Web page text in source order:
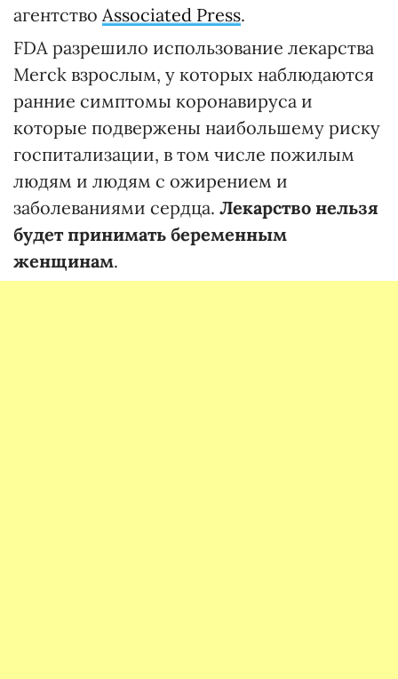
агентство Associated Press.
FDA разрешило использование лекарства
Merсk взрослым, у которых наблюдаются
ранние симптомы коронавируса и
которые подвержены наибольшему риску
госпитализации, в том числе пожилым
людям и людям с ожирением и
заболеваниями сердца. Лекарство нельзя
будет принимать беременным
женщинам.